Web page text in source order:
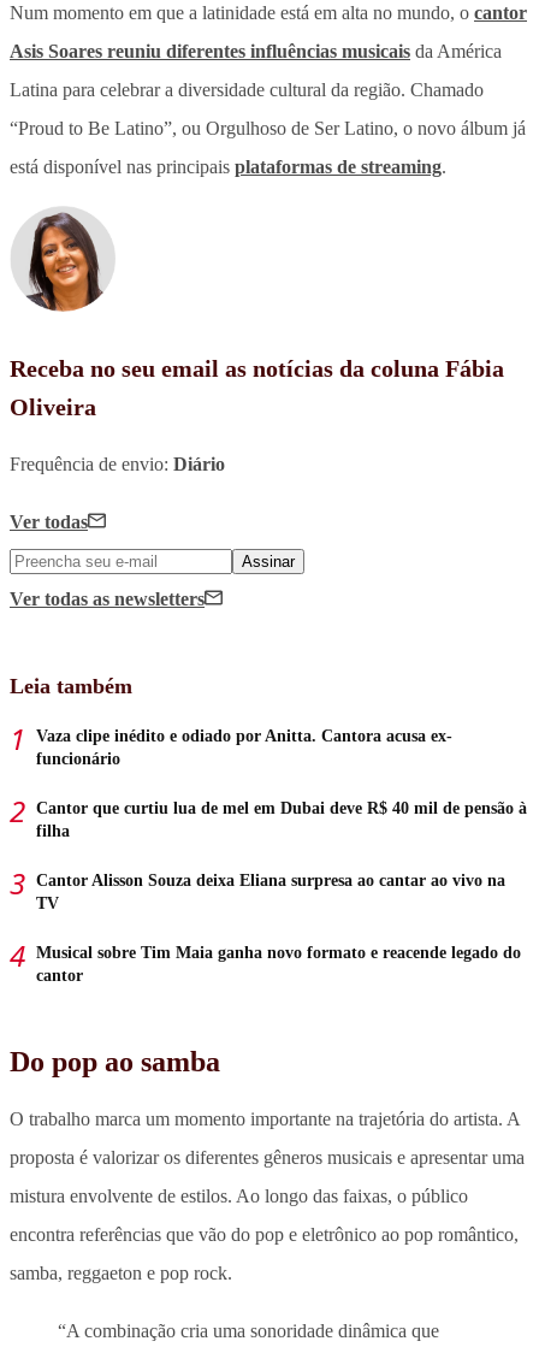
Num momento em que a latinidade está em alta no mundo, o cantor
Asis Soares reuniu diferentes influências musicais da América
Latina para celebrar a diversidade cultural da região. Chamado
“Proud to Be Latino”, ou Orgulhoso de Ser Latino, o novo álbum já
está disponível nas principais plataformas de streaming.
Receba no seu email as notícias da coluna Fábia
Oliveira
Frequência de envio: Diário
Ver todas
Assinar
Ver todas as newsletters
Leia também
Vaza clipe inédito e odiado por Anitta. Cantora acusa ex-
funcionário
Cantor que curtiu lua de mel em Dubai deve R$ 40 mil de pensão à
filha
Cantor Alisson Souza deixa Eliana surpresa ao cantar ao vivo na
TV
Musical sobre Tim Maia ganha novo formato e reacende legado do
cantor
Do pop ao samba
O trabalho marca um momento importante na trajetória do artista. A
proposta é valorizar os diferentes gêneros musicais e apresentar uma
mistura envolvente de estilos. Ao longo das faixas, o público
encontra referências que vão do pop e eletrônico ao pop romântico,
samba, reggaeton e pop rock.
“A combinação cria uma sonoridade dinâmica que